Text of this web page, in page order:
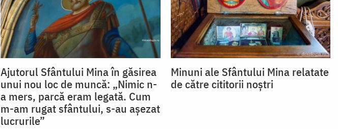
Ajutorul Sfântului Mina în găsirea
unui nou loc de muncă: „Nimic n-
a mers, parcă eram legată. Cum
m-am rugat sfântului, s-au așezat
lucrurile”
Minuni ale Sfântului Mina relatate
de către cititorii noștri